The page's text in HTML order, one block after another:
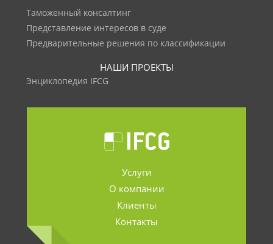
Таможенный консалтинг
Представление интересов в суде
Предварительные решения по классификации
НАШИ ПРОЕКТЫ
Энциклопедия IFCG
Услуги
О компании
Клиенты
Контакты